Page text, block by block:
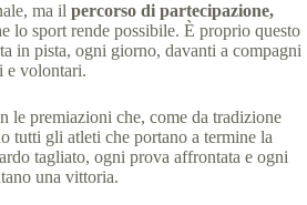
ma il percorso di partecipazione,
lo sport rende possibile. È proprio questo
in pista, ogni giorno, davanti a compagni
e volontari.
le premiazioni che, come da tradizione
tutti gli atleti che portano a termine la
tagliato, ogni prova affrontata e ogni
una vittoria.